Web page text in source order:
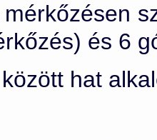
és 6
hat